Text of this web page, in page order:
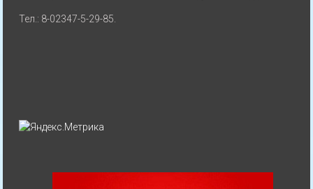
Тел.: 8-02347-5-29-85.